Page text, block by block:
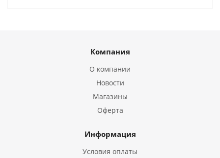
Компания
О компании
Новости
Магазины
Оферта
Информация
Условия оплаты